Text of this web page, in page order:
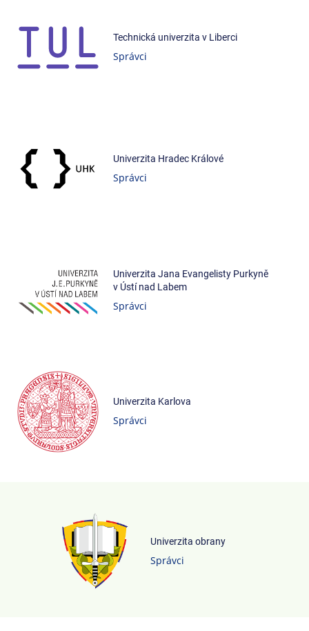
Technická univerzita v Liberci
Správci
Univerzita Hradec Králové
Správci
Univerzita Jana Evangelisty Purkyně
v Ústí nad Labem
Správci
Univerzita Karlova
Správci
Univerzita obrany
Správci